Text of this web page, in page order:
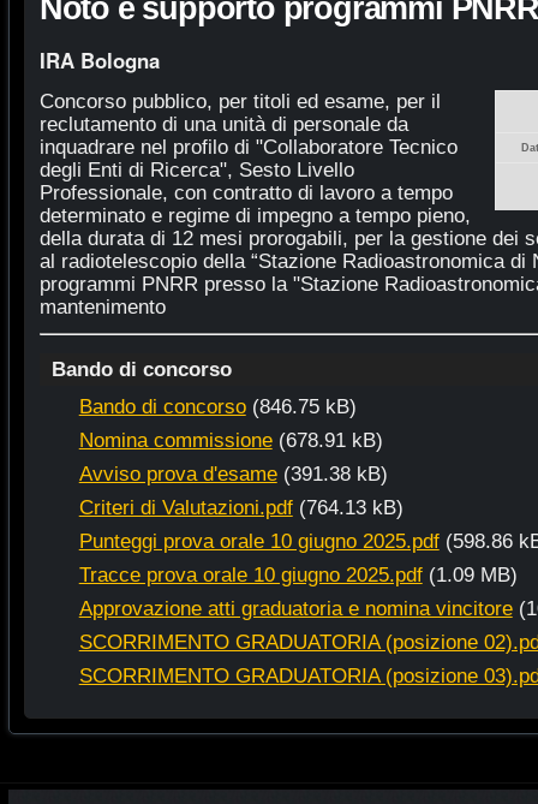
Noto e supporto programmi PNRR
IRA Bologna
Concorso pubblico, per titoli ed esame, per il
reclutamento di una unità di personale da
inquadrare nel profilo di "Collaboratore Tecnico
degli Enti di Ricerca", Sesto Livello
Professionale, con contratto di lavoro a tempo
determinato e regime di impegno a tempo pieno,
della durata di 12 mesi prorogabili, per la gestione dei
al radiotelescopio della “Stazione Radioastronomica di
programmi PNRR presso la "Stazione
mantenimento
Bando di concorso
Bando di concorso (846.75 kB)
Nomina commissione (678.91 kB)
Avviso prova d'esame (391.38 kB)
Criteri di Valutazioni.pdf (764.13 kB)
Punteggi prova orale 10 giugno 2025.pdf (598.86
Tracce prova orale 10 giugno 2025.pdf (1.09 MB)
Approvazione atti graduatoria e nomina vincitore
SCORRIMENTO GRADUATORIA (posizione
SCORRIMENTO GRADUATORIA (posizione